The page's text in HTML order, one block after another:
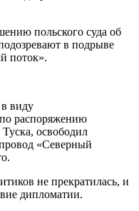
польского суда об
в подрыве
поток».
виду
распоряжению
освободил
«Северный
не прекратилась, и
дипломатии.